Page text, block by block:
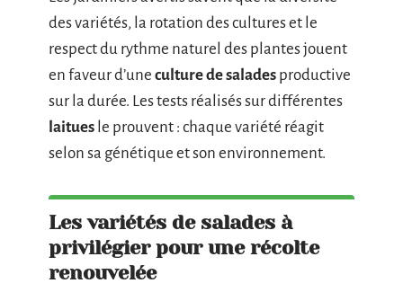
des variétés, la rotation des cultures et le
respect du rythme naturel des plantes jouent
en faveur d’une culture de salades productive
sur la durée. Les tests réalisés sur différentes
laitues le prouvent : chaque variété réagit
selon sa génétique et son environnement.
Les variétés de salades à
privilégier pour une récolte
renouvelée